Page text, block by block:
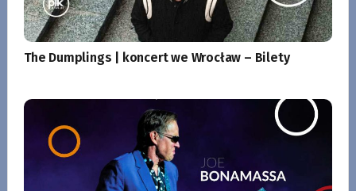
The Dumplings | koncert we Wrocław – Bilety